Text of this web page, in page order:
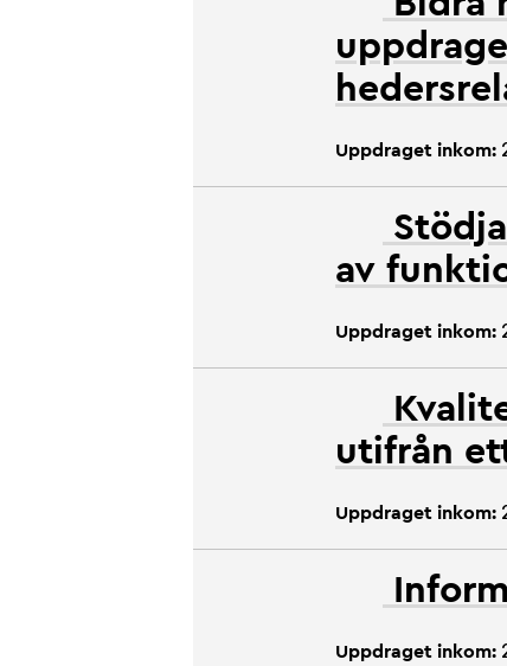
Uppdraget inkom:
av
Uppdraget inkom:
utifrån
Uppdraget inkom:
Uppdraget inkom: